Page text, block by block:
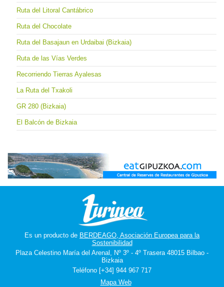
Ruta del Litoral Cantábrico
Ruta del Chocolate
Ruta del Basajaun en Urdaibai (Bizkaia)
Ruta de las Vías Verdes
Recorriendo Tierras Ayalesas
La Ruta del Txakoli
GR 280 (Bizkaia)
El Balcón de Bizkaia
Es un producto de BERDEAGO, Asociación Europea para la
Sostenibilidad
Plaza Celestino María del Arenal, Nº 3º - 4º Trasera 48015 Bilbao -
Bizkaia
Teléfono [+34] 944 967 717
Mapa Web